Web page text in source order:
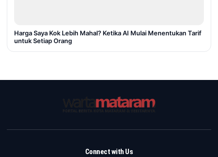
Harga Saya Kok Lebih Mahal? Ketika AI Mulai Menentukan Tarif
untuk Setiap Orang
Connect with Us